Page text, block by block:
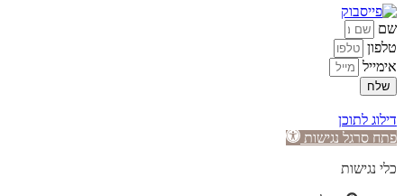
שם
טלפון
אימייל
שלח
דילוג לתוכן
פתח סרגל נגישות
כלי נגישות